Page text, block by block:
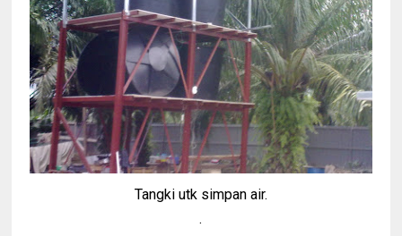
Tangki utk simpan air.
.